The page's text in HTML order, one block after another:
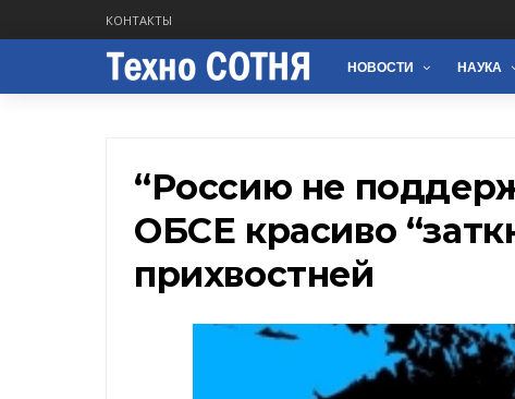
КОНТАКТЫ
НОВОСТИ НАУКА
​“Россию не
ОБСЕ красиво
прихвостней